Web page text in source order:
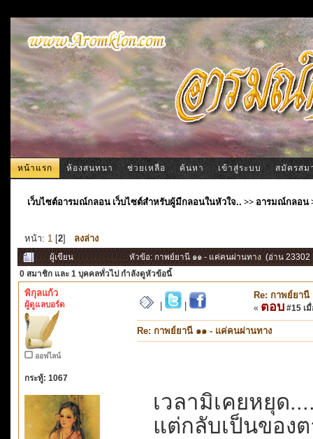
หน้าแรก ห้องสนทนา ช่วยเหลือ ค้นหา เข้าสู่ระบบ สมัครสม
เว็บไซต์อารมณ์กลอน เว็บไซต์สำหรับผู้มีกลอนในหัวใจ.. >> อารมณ์กลอน
หน้า: 1 [2] ลงล่าง
ผู้เขียน
หัวข้อ: กาพย์ยานี ๑๑ - แค่คนผ่านทาง (อ่าน 23302
0 สมาชิก และ 1 บุคคลทั่วไป กำลังดูหัวข้อนี้
พิกุลแก้ว
ผู้ดูแลบอร์ด
ออฟไลน์
กระทู้: 1067
Re: กาพย์ยา
« ตอบ #15 เ
Re: กาพย์ยานี ๑๑ - แค่คนผ่านทาง
เวลามิเคยหยุด
แต่กลับเป็นของ